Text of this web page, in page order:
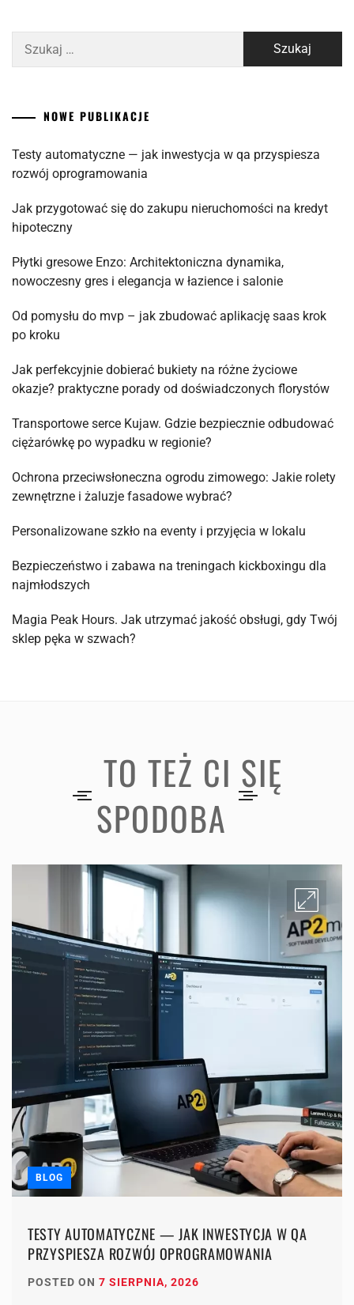
NOWE PUBLIKACJE
Testy automatyczne — jak inwestycja w qa przyspiesza
rozwój oprogramowania
Jak przygotować się do zakupu nieruchomości na kredyt
hipoteczny
Płytki gresowe Enzo: Architektoniczna dynamika,
nowoczesny gres i elegancja w łazience i salonie
Od pomysłu do mvp – jak zbudować aplikację saas krok
po kroku
Jak perfekcyjnie dobierać bukiety na różne życiowe
okazje? praktyczne porady od doświadczonych florystów
Transportowe serce Kujaw. Gdzie bezpiecznie odbudować
ciężarówkę po wypadku w regionie?
Ochrona przeciwsłoneczna ogrodu zimowego: Jakie rolety
zewnętrzne i żaluzje fasadowe wybrać?
Personalizowane szkło na eventy i przyjęcia w lokalu
Bezpieczeństwo i zabawa na treningach kickboxingu dla
najmłodszych
Magia Peak Hours. Jak utrzymać jakość obsługi, gdy Twój
sklep pęka w szwach?
TO TEŻ CI SIĘ
SPODOBA
BLOG
TESTY AUTOMATYCZNE — JAK INWESTYCJA W QA
PRZYSPIESZA ROZWÓJ OPROGRAMOWANIA
POSTED ON 7 SIERPNIA, 2026